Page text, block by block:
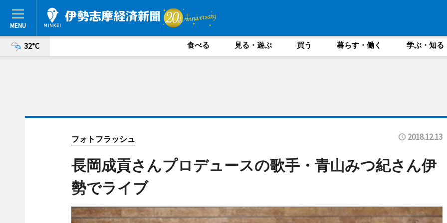
32°C 食べる 見る・遊ぶ 買う 暮らす・働く 学ぶ・知る
フォトフラッシュ 2018.12.13
長岡成貢さんプロデュースの歌手・青山みつ紀さん伊
勢でライブ